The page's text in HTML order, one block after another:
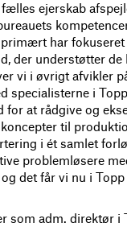
ejerskab
har
der understøtter de
vi i øvrigt afvikler
specialisterne i
for at rådgive og
til
i ét samlet
problemløsere
det får vi nu i Topp
som adm. direktør i